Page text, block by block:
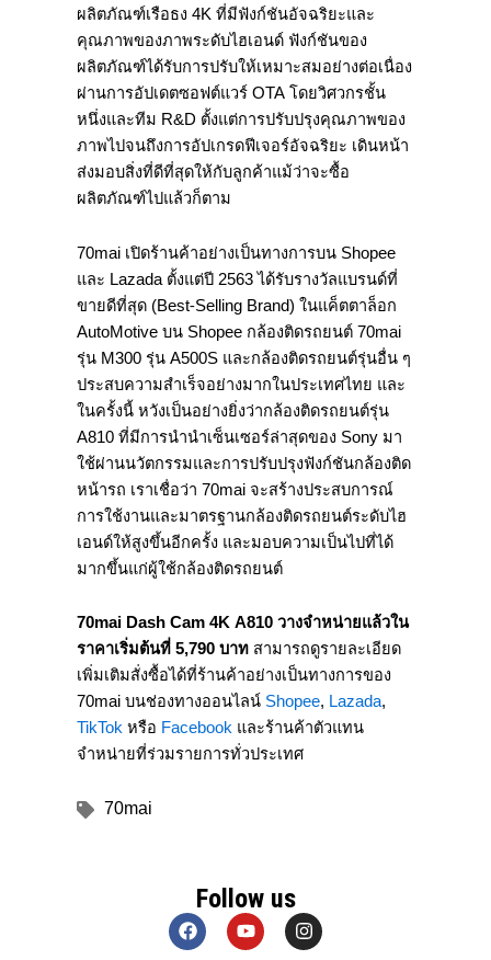
ผลิตภัณฑ์เรือธง 4K ที่มีฟังก์ชันอัจฉริยะและ
คุณภาพของภาพระดับไฮเอนด์ ฟังก์ชันของ
ผลิตภัณฑ์ได้รับการปรับให้เหมาะสมอย่างต่อเนื่อง
ผ่านการอัปเดตซอฟต์แวร์ OTA โดยวิศวกรชั้น
หนึ่งและทีม R&D ตั้งแต่การปรับปรุงคุณภาพของ
ภาพไปจนถึงการอัปเกรดฟีเจอร์อัจฉริยะ เดินหน้า
ส่งมอบสิ่งที่ดีที่สุดให้กับลูกค้าแม้ว่าจะซื้อ
ผลิตภัณฑ์ไปแล้วก็ตาม
70mai เปิดร้านค้าอย่างเป็นทางการบน Shopee
และ Lazada ตั้งแต่ปี 2563 ได้รับรางวัลแบรนด์ที่
ขายดีที่สุด (Best-Selling Brand) ในแค็ตตาล็อก
AutoMotive บน Shopee กล้องติดรถยนต์ 70mai
รุ่น M300 รุ่น A500S และกล้องติดรถยนต์รุ่นอื่น ๆ
ประสบความสำเร็จอย่างมากในประเทศไทย และ
ในครั้งนี้ หวังเป็นอย่างยิ่งว่ากล้องติดรถยนต์รุ่น
A810 ที่มีการนำนำเซ็นเซอร์ล่าสุดของ Sony มา
ใช้ผ่านนวัตกรรมและการปรับปรุงฟังก์ชันกล้องติด
หน้ารถ เราเชื่อว่า 70mai จะสร้างประสบการณ์
การใช้งานและมาตรฐานกล้องติดรถยนต์ระดับไฮ
เอนด์ให้สูงขึ้นอีกครั้ง และมอบความเป็นไปที่ได้
มากขึ้นแก่ผู้ใช้กล้องติดรถยนต์
70mai Dash Cam 4K A810 วางจำหน่ายแล้วใน
ราคาเริ่มต้นที่ 5,790 บาท สามารถดูรายละเอียด
เพิ่มเติมสั่งซื้อได้ที่ร้านค้าอย่างเป็นทางการของ
70mai บนช่องทางออนไลน์ Shopee, Lazada,
TikTok หรือ Facebook และร้านค้าตัวแทน
จำหน่ายที่ร่วมรายการทั่วประเทศ
70mai
Follow us
F
a
Y
o
I
n